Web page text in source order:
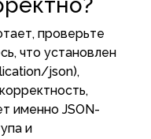
проверьте
что установлен
json),
именно JSON-
и